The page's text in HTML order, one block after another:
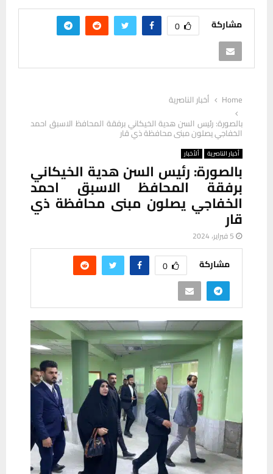
مشاركة 0
Home
أخبار الناصرية
بالصورة: رئيس السن هدية الخيكاني برفقة المحافظ الاسبق احمد
الخفاجي يصلون مبنى محافظة ذي قار
أخبار الناصرية ألأخبار
بالصورة: رئيس السن هدية الخيكاني
برفقة المحافظ الاسبق احمد
الخفاجي يصلون مبنى محافظة ذي
قار
5 فبراير، 2024
مشاركة 0